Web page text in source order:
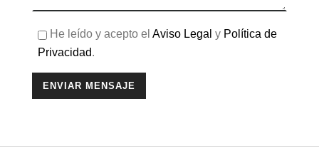
He leído y acepto el Aviso Legal y Política de
Privacidad.